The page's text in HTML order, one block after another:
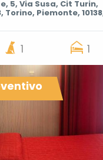
5, Via Susa, Cit Turin,
Torino, Piemonte,
1 1